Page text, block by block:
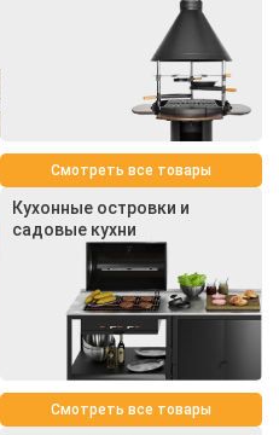
Смотреть все товары
Кухонные островки и
садовые кухни
Смотреть все товары